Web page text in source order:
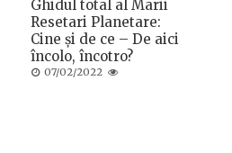
Ghidul total al Marii
Resetari Planetare:
Cine și de ce – De aici
încolo, încotro?
Posted
07/02/2022